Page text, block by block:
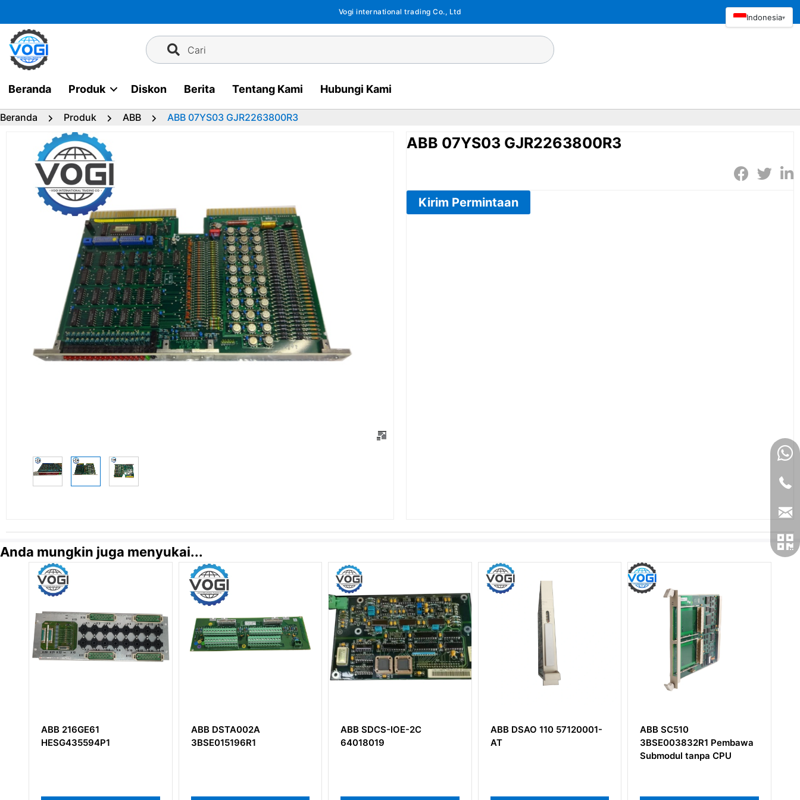
ke
konten
Vogi international trading Co., Ltd
Cari
Beranda Produk Diskon Berita Tentang Kami Hubungi Kami
Beranda Produk ABB ABB 07YS03 GJR2263800R3
ABB 07YS03 GJR2263800R3
Kirim Permintaan
Anda mungkin juga menyukai...
ABB 216GE61
HESG435594P1
ABB DSTA002A
3BSE015196R1
ABB SDCS-IOE-2C
64018019
ABB DSAO 110 57120001-
AT
ABB SC510
3BSE003832R1 Pembawa
Submodul tanpa CPU
Indonesia▾